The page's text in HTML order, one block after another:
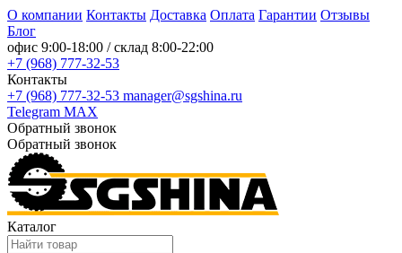
О компании Контакты Доставка Оплата Гарантии Отзывы
Блог
офис 9:00-18:00 / склад 8:00-22:00
+7 (968) 777-32-53
Контакты
+7 (968) 777-32-53 manager@sgshina.ru
Telegram MAX
Обратный звонок
Обратный звонок
Каталог